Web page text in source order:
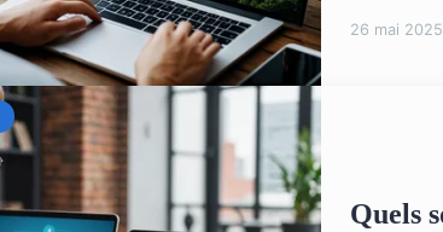
26 mai 2025
Quels